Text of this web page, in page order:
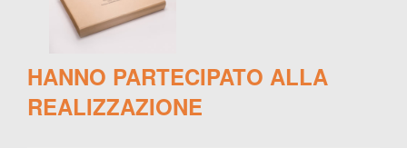
HANNO PARTECIPATO ALLA
REALIZZAZIONE